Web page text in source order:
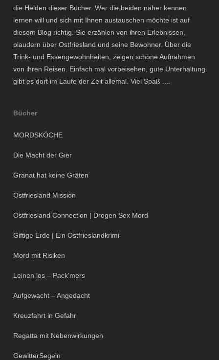
die Helden dieser Bücher. Wer die beiden näher kennen
lernen will und sich mit Ihnen austauschen möchte ist auf
diesem Blog richtig. Sie erzählen von ihren Erlebnissen,
plaudern über Ostfriesland und seine Bewohner. Über die
Trink- und Essengewohnheiten, zeigen schöne Aufnahmen
von ihren Reisen. Einfach mal vorbeisehen, gute Unterhaltung
gibt es dort im Laufe der Zeit allemal. Viel Spaß ....
Bücher
MORDSKÖCHE
Die Macht der Gier
Granat hat keine Gräten
Ostfriesland Mission
Ostfriesland Connection | Drogen Sex Mord
Giftige Erde | Ein Ostfrieslandkrimi
Mord mit Risiken
Leinen los – Pack’mers
Aufgewacht – Angedacht
Kreuzfahrt in Gefahr
Regatta mit Nebenwirkungen
GewitterSegeln